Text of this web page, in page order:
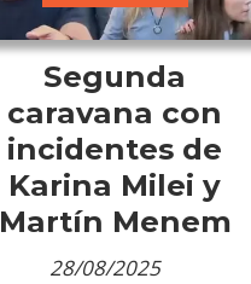
Segunda
caravana con
incidentes de
Karina Milei y
Martín Menem
28/08/2025